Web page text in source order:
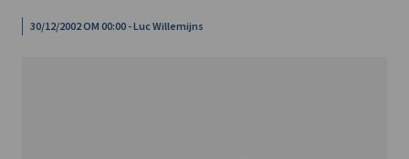
30/12/2002 OM 00:00 - Luc Willemijns